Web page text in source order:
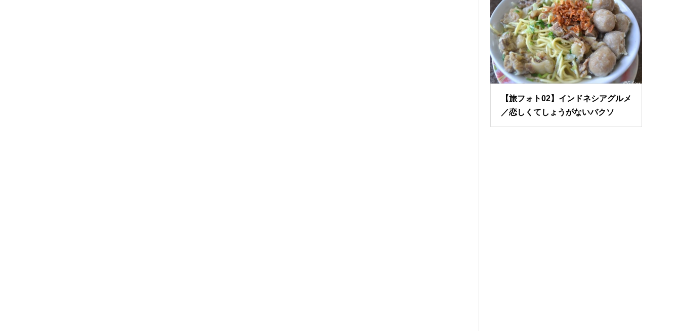
【旅フォト02】インドネシアグルメ
／恋しくてしょうがないバクソ